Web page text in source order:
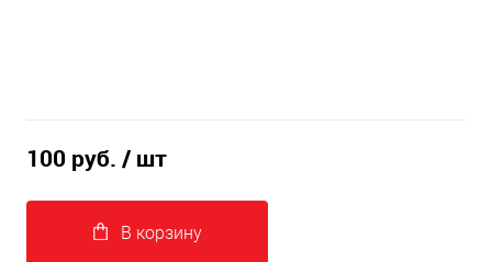
100 руб. / шт
В корзину